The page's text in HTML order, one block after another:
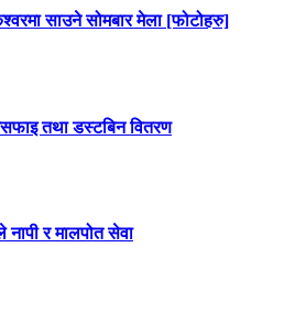
साउने सोमबार मेला [फोटोहरु]
तथा डस्टबिन वितरण
र मालपोत सेवा